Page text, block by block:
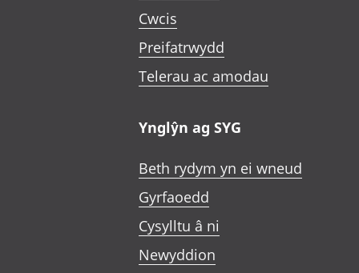
Cwcis
Preifatrwydd
Telerau ac amodau
Ynglŷn ag SYG
Beth rydym yn ei wneud
Gyrfaoedd
Cysylltu â ni
Newyddion